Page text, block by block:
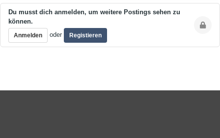
Du musst dich anmelden, um weitere Postings sehen zu
können.
Anmelden oder Registieren